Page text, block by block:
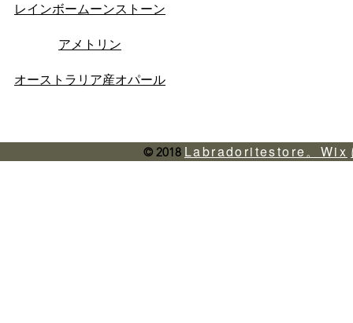
レインボームーンストーン
アメトリン
オーストラリア産オパール
© 2018 Labradoritestore。Wix